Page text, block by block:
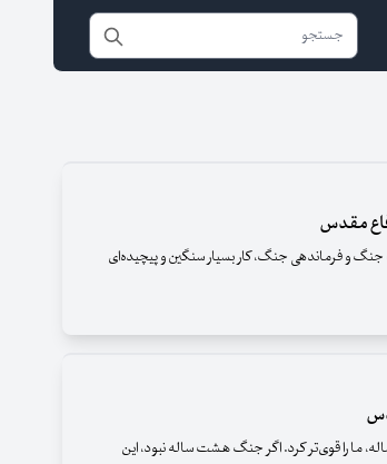
مقدس
و فرماندهی جنگ، کار بسیار سنگین و پیچیده‌‌‌‌‌‌‌‌‌‌‌‌ای
را قوی‌تر کرد. اگر جنگ هشت ساله نبود، این